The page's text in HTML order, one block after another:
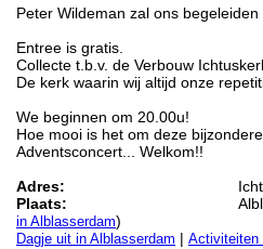
Peter Wildeman zal ons
Entree is gratis.
Collecte t.b.v. de Verbouw
De kerk waarin wij altijd onze
We beginnen om 20.00u!
Hoe mooi is het om deze
Adventsconcert... Welkom!!
Adres:
Plaats:
in Alblasserdam)
Dagje uit in Alblasserdam | Activiteiten